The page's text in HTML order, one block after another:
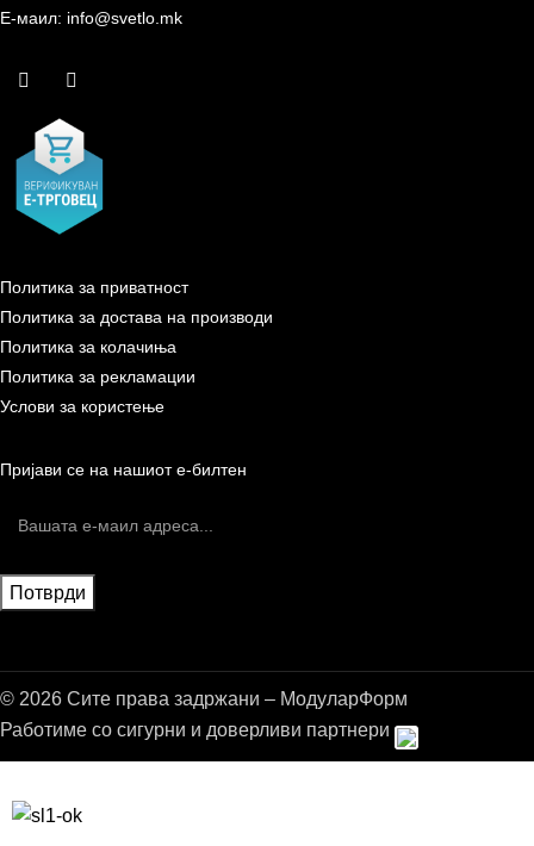
Е-маил: info@svetlo.mk
Политика за приватност
Политика за достава на производи
Политика за колачиња
Политика за рекламации
Услови за користење
Пријави се на нашиот е-билтен
© 2026 Сите права задржани – МодуларФорм
Работиме со сигурни и доверливи партнери